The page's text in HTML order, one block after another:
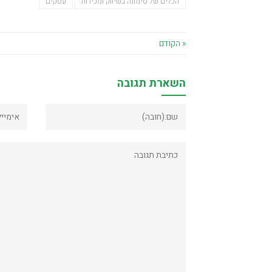
« הקודם
השארת תגובה